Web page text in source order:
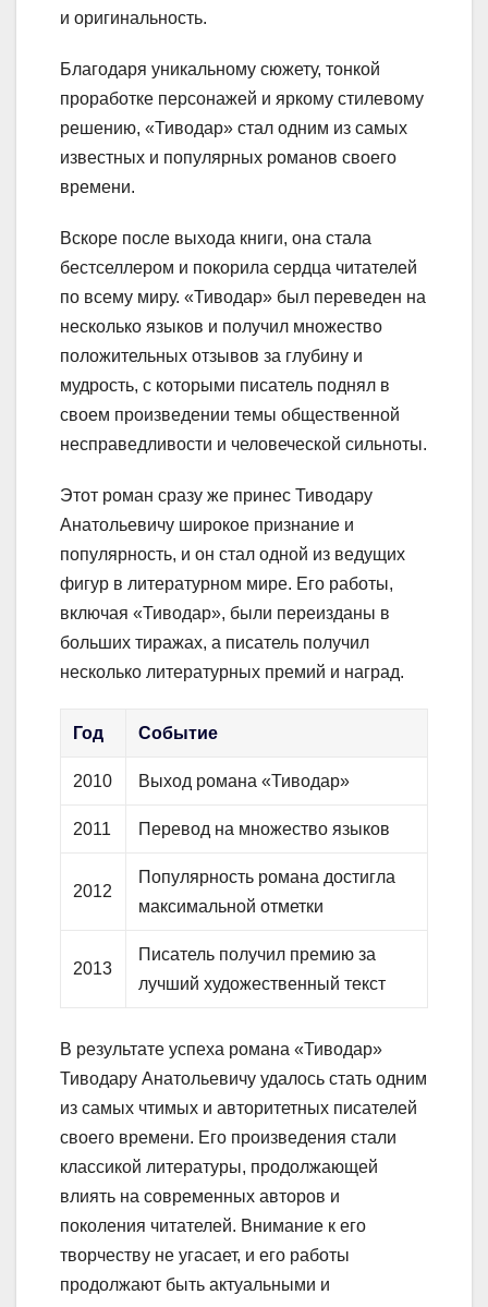
и оригинальность.
Благодаря уникальному сюжету, тонкой
проработке персонажей и яркому стилевому
решению, «Тиводар» стал одним из самых
известных и популярных романов своего
времени.
Вскоре после выхода книги, она стала
бестселлером и покорила сердца читателей
по всему миру. «Тиводар» был переведен на
несколько языков и получил множество
положительных отзывов за глубину и
мудрость, с которыми писатель поднял в
своем произведении темы общественной
несправедливости и человеческой сильноты.
Этот роман сразу же принес Тиводару
Анатольевичу широкое признание и
популярность, и он стал одной из ведущих
фигур в литературном мире. Его работы,
включая «Тиводар», были переизданы в
больших тиражах, а писатель получил
несколько литературных премий и наград.
Год Событие
2010 Выход романа «Тиводар»
2011 Перевод на множество языков
2012
Популярность романа достигла
максимальной отметки
2013
Писатель получил премию за
лучший художественный текст
В результате успеха романа «Тиводар»
Тиводару Анатольевичу удалось стать одним
из самых чтимых и авторитетных писателей
своего времени. Его произведения стали
классикой литературы, продолжающей
влиять на современных авторов и
поколения читателей. Внимание к его
творчеству не угасает, и его работы
продолжают быть актуальными и